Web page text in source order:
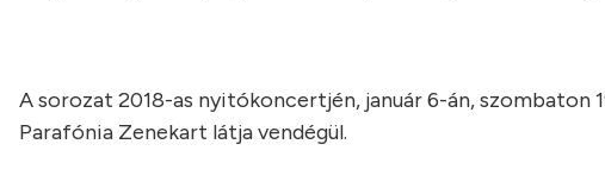
A sorozat 2018-as nyitókoncertjén, január 6-án, szombaton
Parafónia Zenekart látja vendégül.